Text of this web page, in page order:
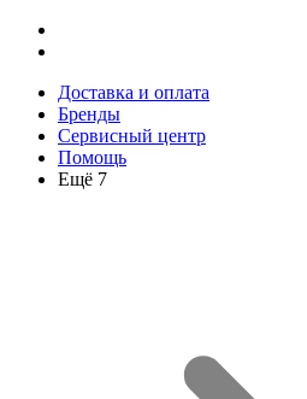
Доставка и оплата
Бренды
Сервисный центр
Помощь
Ещё 7